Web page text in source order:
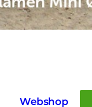
Webshop